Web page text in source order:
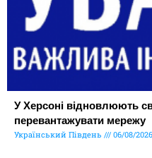
У Херсоні відновлюють
перевантажувати мережу
Український Південь 06/08/2026